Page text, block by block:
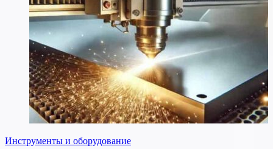
Инструменты и оборудование